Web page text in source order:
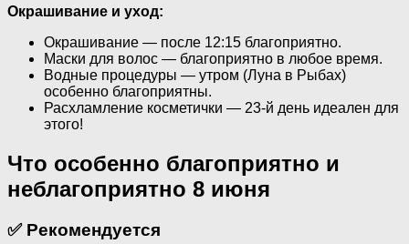
Окрашивание и уход:
Окрашивание — после 12:15 благоприятно.
Маски для волос — благоприятно в любое время.
Водные процедуры — утром (Луна в Рыбах)
особенно благоприятны.
Расхламление косметички — 23-й день идеален для
этого!
Что особенно благоприятно и
неблагоприятно 8 июня
✅ Рекомендуется